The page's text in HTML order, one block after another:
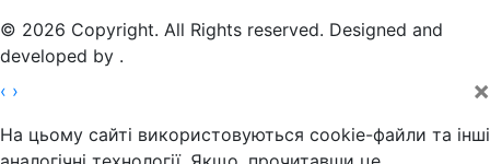
© 2026 Copyright. All Rights reserved. Designed and
developed by .
‹ › ×
На цьому сайті використовуються cookie-файли та інші